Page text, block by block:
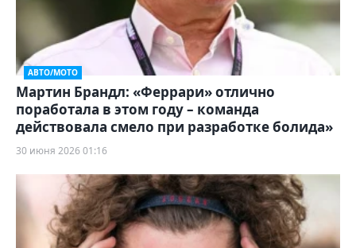
АВТО/МОТО
Мартин Брандл: «Феррари» отлично
поработала в этом году – команда
действовала смело при разработке болида»
30 июня 2026 01:16